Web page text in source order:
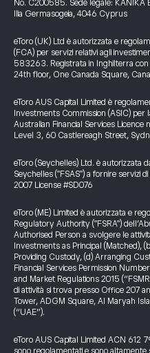
No. C200585. Sede legale: KANIKA
Ilia Germasogeia, 4046 Cyprus
eToro (UK) Ltd è autorizzata e
(FCA) per servizi relativi agli
583263. Registrata in Inghilterra
24th floor, One Canada Square,
eToro AUS Capital Limited è
Investments Commission (ASIC) per
Australian Financial Services
Level 3, 60 Castlereagh Street,
eToro (Seychelles) Ltd. è autorizzata
Seychelles ("FSAS") a fornire servizi
2007 License #SD076
eToro (ME) Limited è autorizzata e
Regulatory Authority ("FSRA")
Authorised Person a svolgere le
Investments as Principal (Matched),
Providing Custody, (d) Arranging
Financial Services Permission
and Market Regulations 2015
di attività si trova presso Office 207
Tower, ADGM Square, Al Maryah
(“UAE”).
eToro AUS Capital Limited ACN 612
sono regolamentati e sono altamente